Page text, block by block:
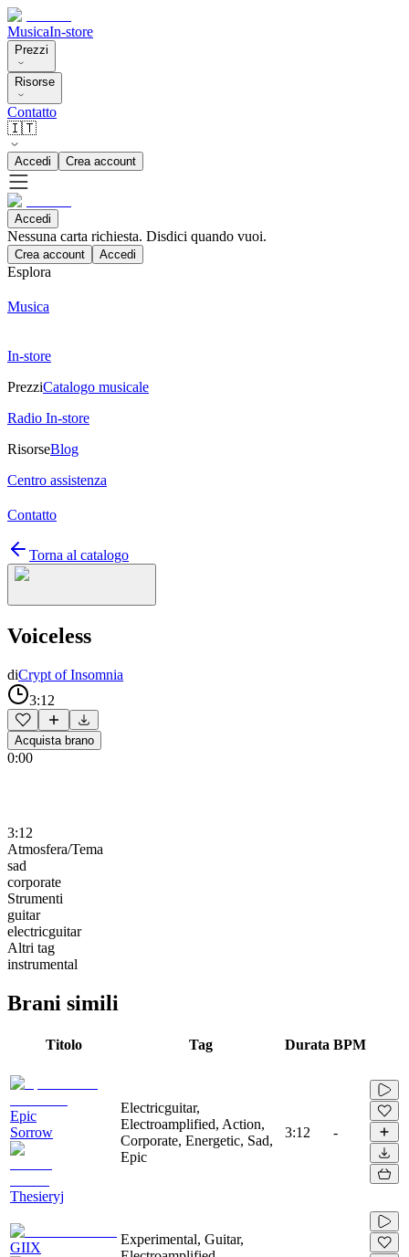
MusicaIn-store
Prezzi
Risorse
Contatto
🇮🇹
Accedi Crea account
Accedi
Nessuna carta richiesta. Disdici quando vuoi.
Crea account Accedi
Esplora
Musica
In-store
PrezziCatalogo musicale
Radio In-store
RisorseBlog
Centro assistenza
Contatto
Torna al catalogo
Voiceless
diCrypt of Insomnia
3:12
Acquista brano
0:00
3:12
Atmosfera/Tema
sad
corporate
Strumenti
guitar
electricguitar
Altri tag
instrumental
Brani simili
Titolo Tag Durata BPM
Epic
Sorrow
Thesieryj
Electricguitar,
Electroamplified, Action,
Corporate, Energetic, Sad,
Epic
3:12 -
GIIX
Experimental, Guitar,